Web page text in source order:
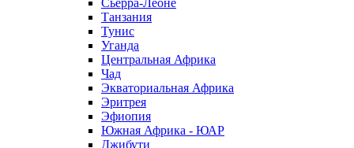
Сьерра-Леоне
Танзания
Тунис
Уганда
Центральная Африка
Чад
Экваториальная Африка
Эритрея
Эфиопия
Южная Африка - ЮАР
Джибути